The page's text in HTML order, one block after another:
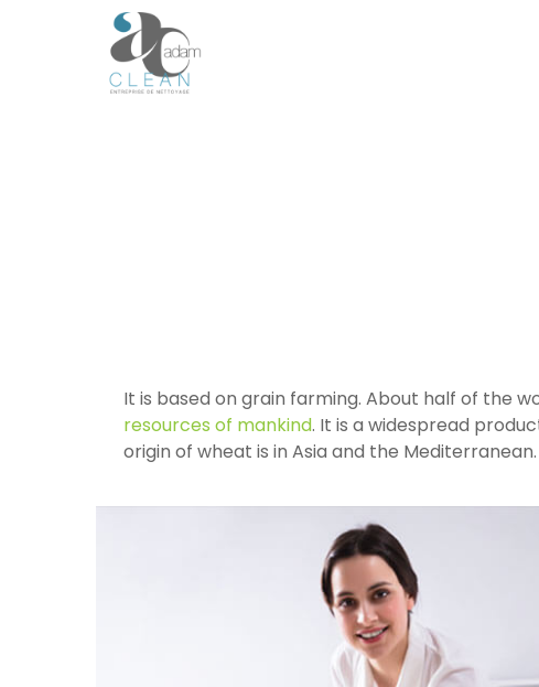
It is based on grain farming. About half of the
resources of mankind. It is a widespread
origin of wheat is in Asia and the